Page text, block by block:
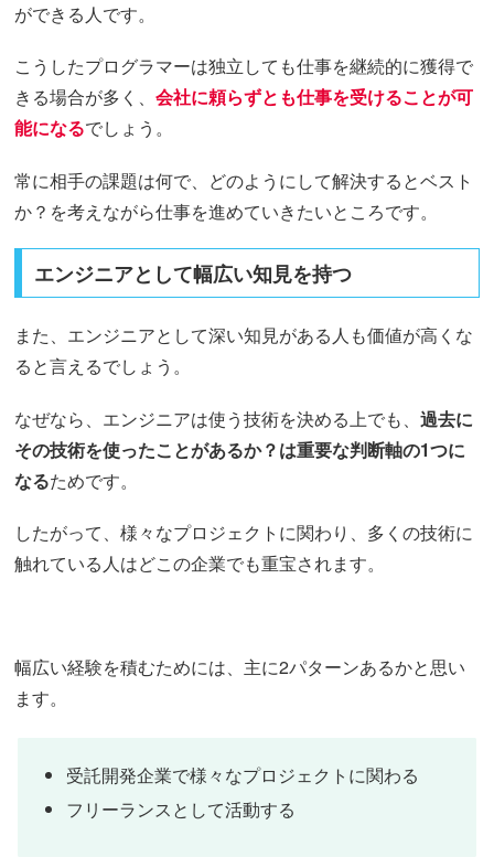
ができる人です。
こうしたプログラマーは独立しても仕事を継続的に獲得で
きる場合が多く、会社に頼らずとも仕事を受けることが可
能になるでしょう。
常に相手の課題は何で、どのようにして解決するとベスト
か？を考えながら仕事を進めていきたいところです。
エンジニアとして幅広い知見を持つ
また、エンジニアとして深い知見がある人も価値が高くな
ると言えるでしょう。
なぜなら、エンジニアは使う技術を決める上でも、過去に
その技術を使ったことがあるか？は重要な判断軸の1つに
なるためです。
したがって、様々なプロジェクトに関わり、多くの技術に
触れている人はどこの企業でも重宝されます。
幅広い経験を積むためには、主に2パターンあるかと思い
ます。
受託開発企業で様々なプロジェクトに関わる
フリーランスとして活動する